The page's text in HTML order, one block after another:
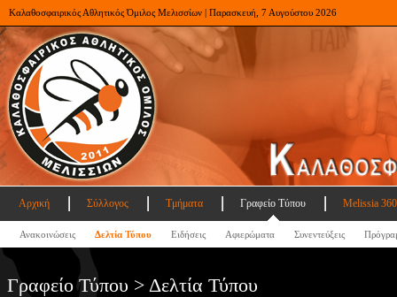
Καλαθοσφαιρικός Αθλητικός Όμιλος Μελισσίων | Παρασκευή, 7 Αυγούστου 2026
Αρχική Σύλλογος Τμήματα Γραφείο Τύπου Melissia
Ανακοινώσεις Δελτία Τύπου Ειδήσεις Αφιερώματα Συνεντεύξεις
Γραφείο Τύπου > Δελτία Τύπου